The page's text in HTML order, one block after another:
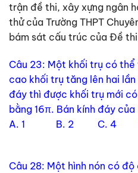
trận đề thi, xây xựng ngân
thử của Trường THPT
bám sát cấu trúc của Đề thi
Câu 23: Một khối trụ có
cao khối trụ tăng lên hai
đáy thì được khối trụ mới
bằng 16π. Bán kính đáy
A. 1 B. 2 C. 4
Câu 28: Một hình nón có